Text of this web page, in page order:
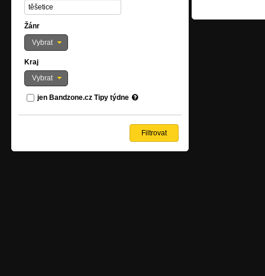
Žánr
Vybrat
Kraj
Vybrat
jen Bandzone.cz Tipy týdne